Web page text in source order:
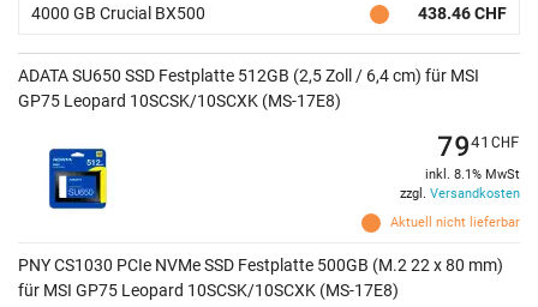
4000 GB Crucial BX500 438.46 CHF
ADATA SU650 SSD Festplatte 512GB (2,5 Zoll / 6,4 cm) für MSI
GP75 Leopard 10SCSK/10SCXK (MS-17E8)
Aktuell nicht lieferbar
7941 CHF
inkl. 8.1% MwSt
zzgl. Versandkosten
PNY CS1030 PCIe NVMe SSD Festplatte 500GB (M.2 22 x 80 mm)
für MSI GP75 Leopard 10SCSK/10SCXK (MS-17E8)